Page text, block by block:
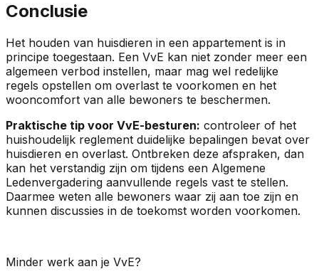
Conclusie
Het houden van huisdieren in een appartement is in
principe toegestaan. Een VvE kan niet zonder meer een
algemeen verbod instellen, maar mag wel redelijke
regels opstellen om overlast te voorkomen en het
wooncomfort van alle bewoners te beschermen.
Praktische tip voor VvE-besturen: controleer of het
huishoudelijk reglement duidelijke bepalingen bevat over
huisdieren en overlast. Ontbreken deze afspraken, dan
kan het verstandig zijn om tijdens een Algemene
Ledenvergadering aanvullende regels vast te stellen.
Daarmee weten alle bewoners waar zij aan toe zijn en
kunnen discussies in de toekomst worden voorkomen.
Minder werk aan je VvE?